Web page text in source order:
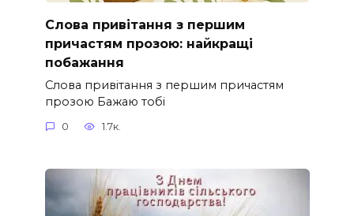
Слова привітання з першим
причастям прозою: найкращі
побажання
Слова привітання з першим причастям
прозою Бажаю тобі
0 1.7к.